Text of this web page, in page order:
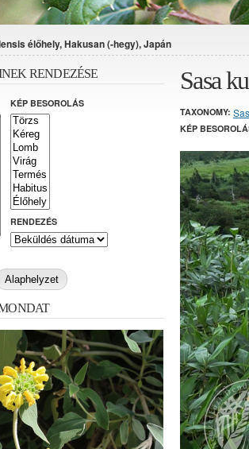
élőhely, Hakusan (-hegy), Japán
Sasa
TAXONOMY:
KÉP
RENDEZÉSE
KÉP BESOROLÁS
RENDEZÉS